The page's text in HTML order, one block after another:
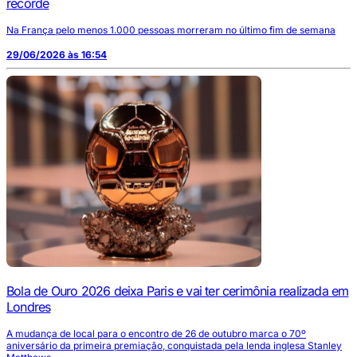
recorde
Na França pelo menos 1.000 pessoas morreram no último fim de semana
29/06/2026 às 16:54
Bola de Ouro 2026 deixa Paris e vai ter cerimônia realizada em
Londres
A mudança de local para o encontro de 26 de outubro marca o 70º
aniversário da primeira premiação, conquistada pela lenda inglesa Stanley